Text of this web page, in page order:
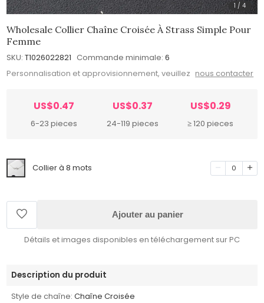
1 /4
Wholesale Collier Chaîne Croisée À Strass Simple Pour
Femme
SKU: T1026022821 Commande minimale: 6
Personnalisation et approvisionnement, veuillez nous contacter
US$0.47
6-23 pieces
US$0.37
24-119 pieces
US$0.29
≥ 120 pieces
Collier à 8 mots 0
Ajouter au panier
Détails et images disponibles en téléchargement sur PC
Description du produit
Style de chaîne: Chaîne Croisée